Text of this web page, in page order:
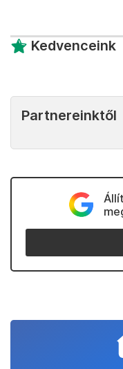
Kedvenceink
Partnereinktől